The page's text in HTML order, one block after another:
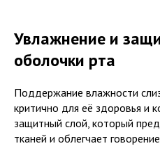
Увлажнение и
оболочки рта
Поддержание влажности
критично для её здоровья и
защитный слой, который
тканей и облегчает